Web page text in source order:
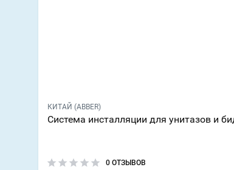
КИТАЙ (ABBER)
Система инсталляции для унитазов и
0 ОТЗЫВОВ